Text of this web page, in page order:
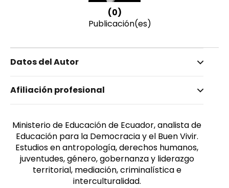
(0)
Publicación(es)
Datos del Autor
Hernández Mosquera, Yolanda
Femenino
Afiliación profesional
Ministerio de Educación de Ecuador, analista de
Educación para la Democracia y el Buen Vivir.
Estudios en antropología, derechos humanos,
juventudes, género, gobernanza y liderazgo
territorial, mediación, criminalística e
interculturalidad.